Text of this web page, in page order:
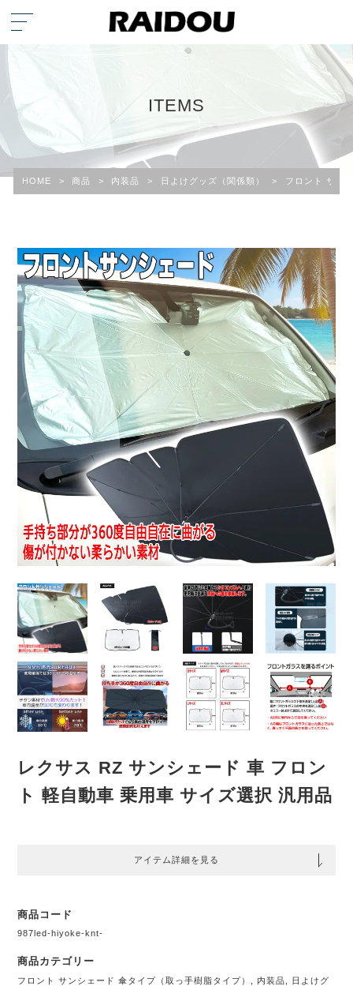
ITEMS
HOME > 商品 > 内装品 > 日よけグッズ（関係類） > フロント サン
レクサス RZ サンシェード 車 フロン
ト 軽自動車 乗用車 サイズ選択 汎用品
アイテム詳細を見る
商品コード
987led-hiyoke-knt-
商品カテゴリー
フロント サンシェード 傘タイプ（取っ手樹脂タイプ） 内装品
日よけグ